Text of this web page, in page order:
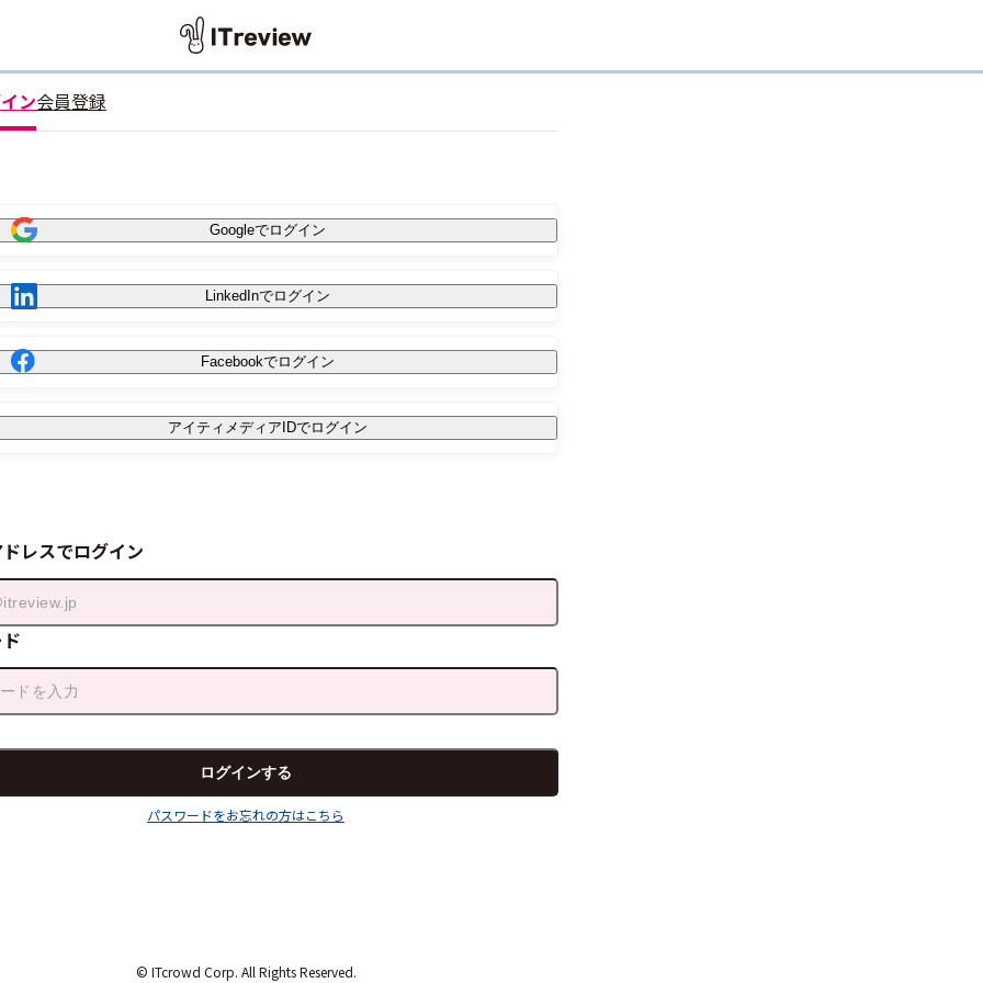
ン会員登録
Googleでログイン
LinkedInでログイン
Facebookでログイン
アイティメディアIDでログイン
レスでログイン
パスワードをお忘れの方はこちら
© ITcrowd Corp. All Rights Reserved.